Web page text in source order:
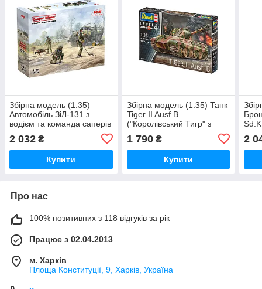
Збірна модель (1:35)
Автомобіль ЗіЛ-131 з
водієм та команда саперів
2 032 ₴
Купити
Збірна модель (1:35) Танк
Tiger II Ausf.B
("Королівський Тигр" з
1 790₴
Купити
2
Про нас
100% позитивних з 118 відгуків за рік
Працює з 02.04.2013
м. Харків
Площа Конституції, 9, Харків, Україна